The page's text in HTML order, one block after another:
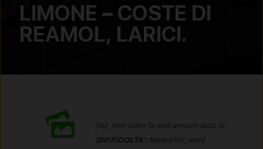
LIMONE – COSTE DI
REAMOL, LARICI.
[list_item icon=’fa-sort-amount-desc fa’
]DIFFICOLTA’:Medio[/list_item]